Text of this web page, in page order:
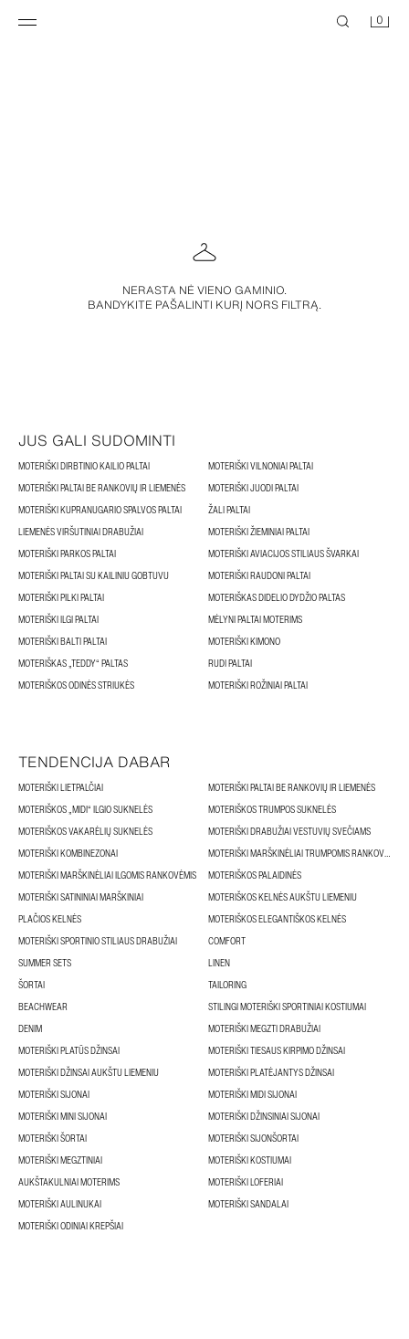
0
NERASTA NĖ VIENO GAMINIO.
BANDYKITE PAŠALINTI KURĮ NORS FILTRĄ.
JUS GALI SUDOMINTI
MOTERIŠKI DIRBTINIO KAILIO PALTAI
MOTERIŠKI VILNONIAI PALTAI
MOTERIŠKI PALTAI BE RANKOVIŲ IR LIEMENĖS
MOTERIŠKI JUODI PALTAI
MOTERIŠKI KUPRANUGARIO SPALVOS PALTAI
ŽALI PALTAI
LIEMENĖS VIRŠUTINIAI DRABUŽIAI
MOTERIŠKI ŽIEMINIAI PALTAI
MOTERIŠKI PARKOS PALTAI
MOTERIŠKI AVIACIJOS STILIAUS ŠVARKAI
MOTERIŠKI PALTAI SU KAILINIU GOBTUVU
MOTERIŠKI RAUDONI PALTAI
MOTERIŠKI PILKI PALTAI
MOTERIŠKAS DIDELIO DYDŽIO PALTAS
MOTERIŠKI ILGI PALTAI
MĖLYNI PALTAI MOTERIMS
MOTERIŠKI BALTI PALTAI
MOTERIŠKI KIMONO
MOTERIŠKAS „TEDDY“ PALTAS
RUDI PALTAI
MOTERIŠKOS ODINĖS STRIUKĖS
MOTERIŠKI ROŽINIAI PALTAI
TENDENCIJA DABAR
MOTERIŠKI LIETPALČIAI
MOTERIŠKI PALTAI BE RANKOVIŲ IR LIEMENĖS
MOTERIŠKOS „MIDI“ ILGIO SUKNELĖS
MOTERIŠKOS TRUMPOS SUKNELĖS
MOTERIŠKOS VAKARĖLIŲ SUKNELĖS
MOTERIŠKI DRABUŽIAI VESTUVIŲ SVEČIAMS
MOTERIŠKI KOMBINEZONAI
MOTERIŠKI MARŠKINĖLIAI TRUMPOMIS RANKOVĖMIS
MOTERIŠKI MARŠKINĖLIAI ILGOMIS RANKOVĖMIS
MOTERIŠKOS PALAIDINĖS
MOTERIŠKI SATININIAI MARŠKINIAI
MOTERIŠKOS KELNĖS AUKŠTU LIEMENIU
PLAČIOS KELNĖS
MOTERIŠKOS ELEGANTIŠKOS KELNĖS
MOTERIŠKI SPORTINIO STILIAUS DRABUŽIAI
COMFORT
SUMMER SETS
LINEN
ŠORTAI
TAILORING
BEACHWEAR
STILINGI MOTERIŠKI SPORTINIAI KOSTIUMAI
DENIM
MOTERIŠKI MEGZTI DRABUŽIAI
MOTERIŠKI PLATŪS DŽINSAI
MOTERIŠKI TIESAUS KIRPIMO DŽINSAI
MOTERIŠKI DŽINSAI AUKŠTU LIEMENIU
MOTERIŠKI PLATĖJANTYS DŽINSAI
MOTERIŠKI SIJONAI
MOTERIŠKI MIDI SIJONAI
MOTERIŠKI MINI SIJONAI
MOTERIŠKI DŽINSINIAI SIJONAI
MOTERIŠKI ŠORTAI
MOTERIŠKI SIJONŠORTAI
MOTERIŠKI MEGZTINIAI
MOTERIŠKI KOSTIUMAI
AUKŠTAKULNIAI MOTERIMS
MOTERIŠKI LOFERIAI
MOTERIŠKI AULINUKAI
MOTERIŠKI SANDALAI
MOTERIŠKI ODINIAI KREPŠIAI